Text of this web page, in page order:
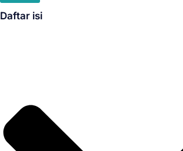
Daftar isi